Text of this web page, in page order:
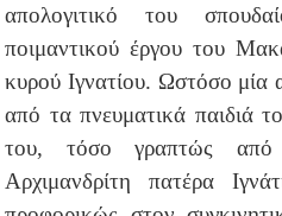
απολογιτικό του
ποιμαντικού έργου του
κυρού Ιγνατίου. Ωστόσο μία
από τα πνευματικά παιδιά
του, τόσο γραπτώς από
Αρχιμανδρίτη πατέρα